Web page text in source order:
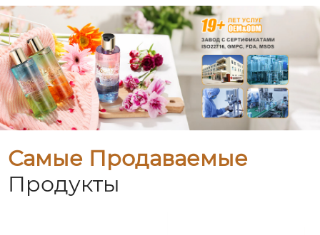
Самые Продаваемые
Продукты